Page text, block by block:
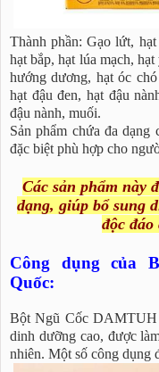
Thành phần: Gạo lứt,
hạt bắp, hạt lúa mạch,
hướng dương, hạt óc
hạt đậu đen, hạt đậu
đậu nành, muối.
Sản phẩm chứa đa
đặc biệt phù hợp cho
Các sản phẩm này
dạng, giúp bổ sung
độc
Công dụng của
Quốc:
Bột Ngũ Cốc DAMTUH
dinh dưỡng cao, được
nhiên. Một số công dụng